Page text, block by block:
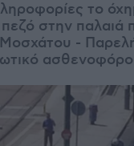
το
στην παλαιά
-
ασθενοφόρο